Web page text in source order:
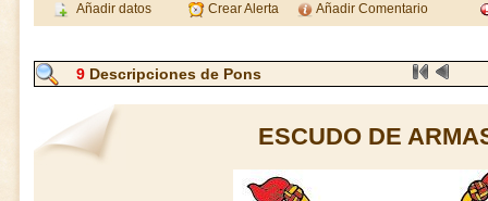
Añadir datos Crear Alerta Añadir Comentario
9 Descripciones de Pons
ESCUDO DE